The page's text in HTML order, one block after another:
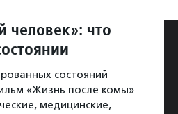
что
состояний
«Жизнь после комы»
медицинские,